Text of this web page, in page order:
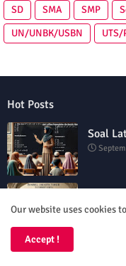
SD
SMA SMP
UN/UNBK/USBN
UTS/
Hot Posts
Soal
Our website uses cookies
Accept !